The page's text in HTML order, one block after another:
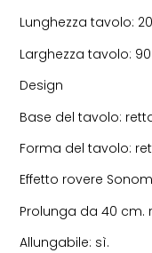
Lunghezza tavolo:
Larghezza tavolo:
Design
Base del tavolo:
Forma del tavolo:
Effetto rovere
Prolunga da 40 cm.
Allungabile: sì.